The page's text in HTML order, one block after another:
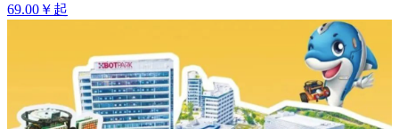
69.00￥起